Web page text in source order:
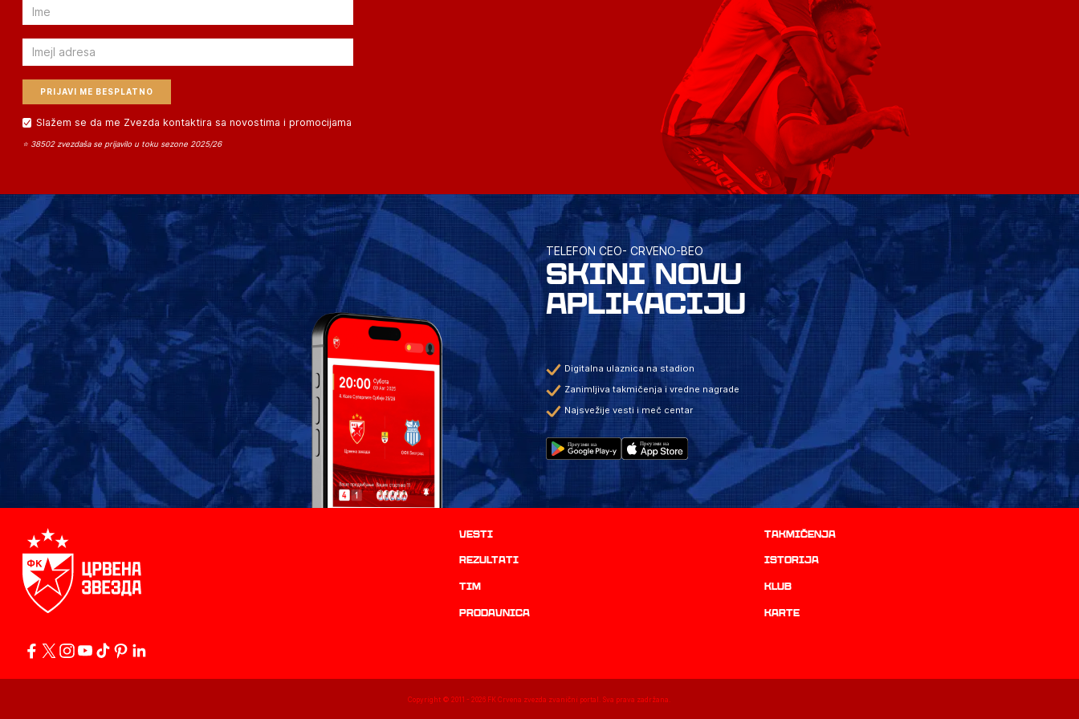
Email
Email
Slažem se da me Zvezda kontaktira sa novostima i promocijama
⭐ 38502 zvezdaša se prijavilo u toku sezone 2025/26
TELEFON CEO- CRVENO-BEO
SKINI NOVU
APLIKACIJU
Digitalna ulaznica na stadion
Zanimljiva takmičenja i vredne nagrade
Najsvežije vesti i meč centar
Vesti Takmičenja
rezultati istorija
TIM Klub
prodavnica Karte
Copyright © 2011 -2026 FK Crvena zvezda zvanični portal. Sva prava zadržana.